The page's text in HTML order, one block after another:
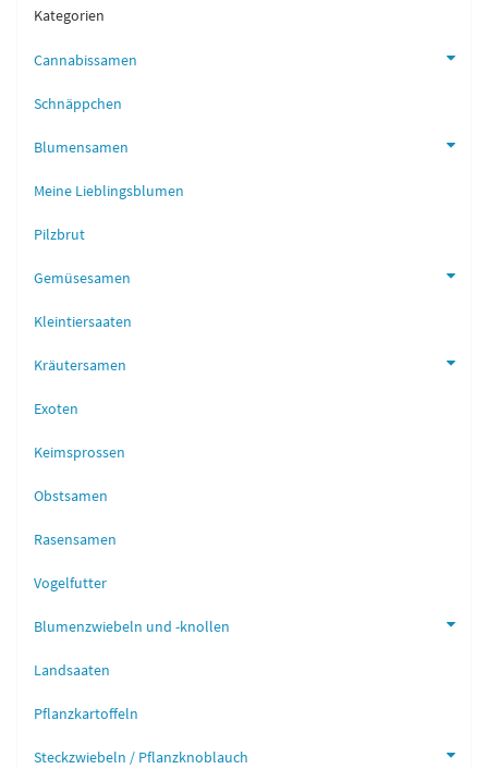
Kategorien
Cannabissamen
Schnäppchen
Blumensamen
Meine Lieblingsblumen
Pilzbrut
Gemüsesamen
Kleintiersaaten
Kräutersamen
Exoten
Keimsprossen
Obstsamen
Rasensamen
Vogelfutter
Blumenzwiebeln und -knollen
Landsaaten
Pflanzkartoffeln
Steckzwiebeln / Pflanzknoblauch